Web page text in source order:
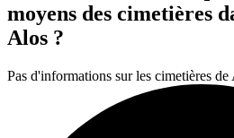
moyens des cimetières
Alos ?
Pas d'informations sur les cimetières de